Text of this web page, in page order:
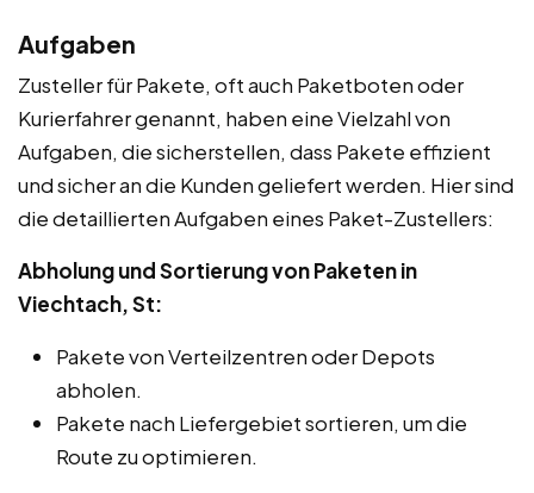
Aufgaben
Zusteller für Pakete, oft auch Paketboten oder
Kurierfahrer genannt, haben eine Vielzahl von
Aufgaben, die sicherstellen, dass Pakete effizient
und sicher an die Kunden geliefert werden. Hier sind
die detaillierten Aufgaben eines Paket-Zustellers:
Abholung und Sortierung von Paketen in
Viechtach, St:
Pakete von Verteilzentren oder Depots
abholen.
Pakete nach Liefergebiet sortieren, um die
Route zu optimieren.